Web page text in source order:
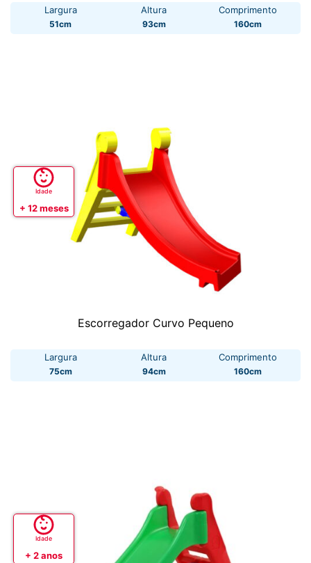
Largura
51cm
Altura
93cm
Comprimento
160cm
Idade
+ 12 meses
Escorregador Curvo Pequeno
Largura
75cm
Altura
94cm
Comprimento
160cm
Idade
+ 2 anos